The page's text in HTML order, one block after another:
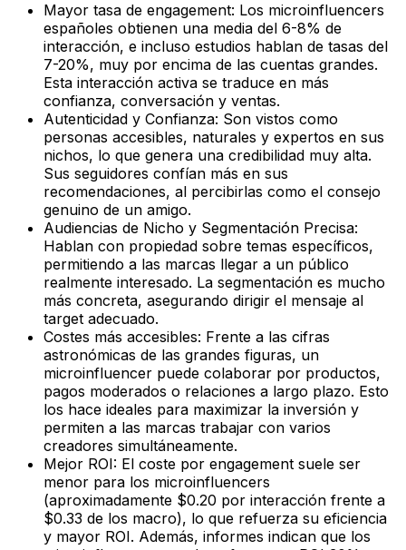
Mayor tasa de engagement: Los microinfluencers
españoles obtienen una media del 6-8% de
interacción, e incluso estudios hablan de tasas del
7-20%, muy por encima de las cuentas grandes.
Esta interacción activa se traduce en más
confianza, conversación y ventas.
Autenticidad y Confianza: Son vistos como
personas accesibles, naturales y expertos en sus
nichos, lo que genera una credibilidad muy alta.
Sus seguidores confían más en sus
recomendaciones, al percibirlas como el consejo
genuino de un amigo.
Audiencias de Nicho y Segmentación Precisa:
Hablan con propiedad sobre temas específicos,
permitiendo a las marcas llegar a un público
realmente interesado. La segmentación es mucho
más concreta, asegurando dirigir el mensaje al
target adecuado.
Costes más accesibles: Frente a las cifras
astronómicas de las grandes figuras, un
microinfluencer puede colaborar por productos,
pagos moderados o relaciones a largo plazo. Esto
los hace ideales para maximizar la inversión y
permiten a las marcas trabajar con varios
creadores simultáneamente.
Mejor ROI: El coste por engagement suele ser
menor para los microinfluencers
(aproximadamente $0.20 por interacción frente a
$0.33 de los macro), lo que refuerza su eficiencia
y mayor ROI. Además, informes indican que los